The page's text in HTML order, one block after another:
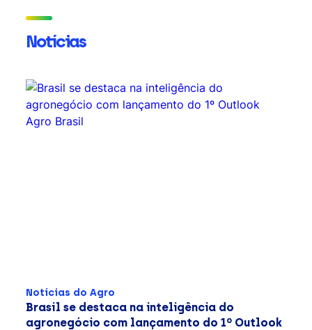
Notícias
Notícias do Agro
Brasil se destaca na inteligência do
agronegócio com lançamento do 1º Outlook